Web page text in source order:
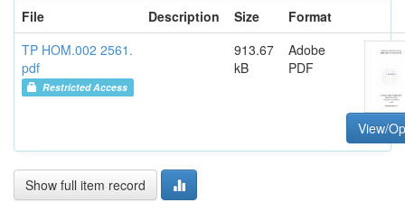
File
Description Size
Format
TP HOM.002 2561.
pdf
Restricted Access
913.67
kB
Adobe
PDF
View/
Show full item record